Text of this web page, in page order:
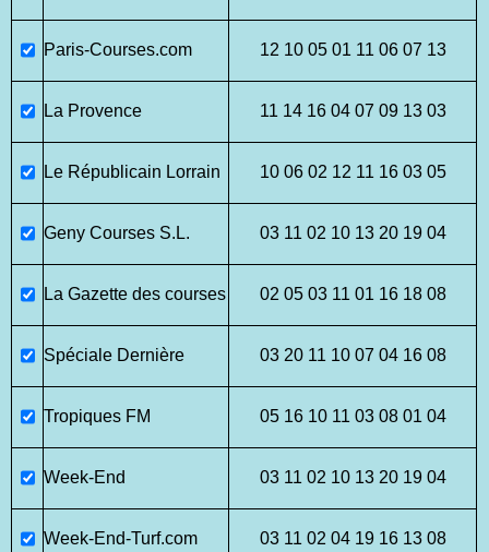
Paris-Courses.com 12 10 05 01 11 06 07 13
La Provence 11 14 16 04 07 09 13 03
Le Républicain Lorrain 10 06 02 12 11 16 03 05
Geny Courses S.L. 03 11 02 10 13 20 19 04
La Gazette des courses 02 05 03 11 01 16 18 08
Spéciale Dernière 03 20 11 10 07 04 16 08
Tropiques FM 05 16 10 11 03 08 01 04
Week-End 03 11 02 10 13 20 19 04
Week-End-Turf.com 03 11 02 04 19 16 13 08